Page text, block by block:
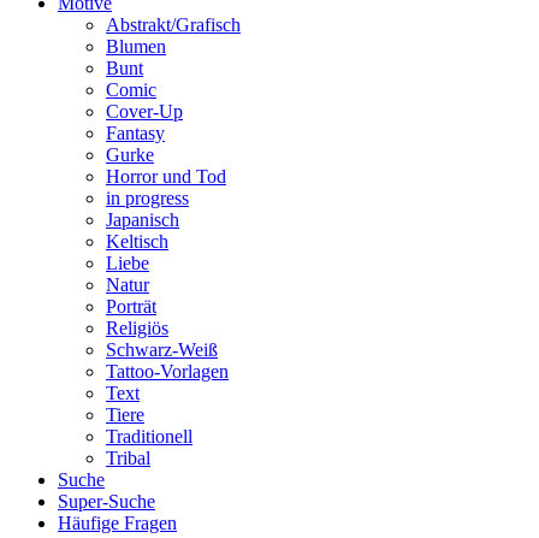
Abstrakt/Grafisch
Blumen
Bunt
Comic
Cover-Up
Fantasy
Gurke
Horror und Tod
in progress
Japanisch
Keltisch
Liebe
Natur
Porträt
Religiös
Schwarz-Weiß
Tattoo-Vorlagen
Text
Tiere
Traditionell
Tribal
Suche
Super-Suche
Häufige Fragen